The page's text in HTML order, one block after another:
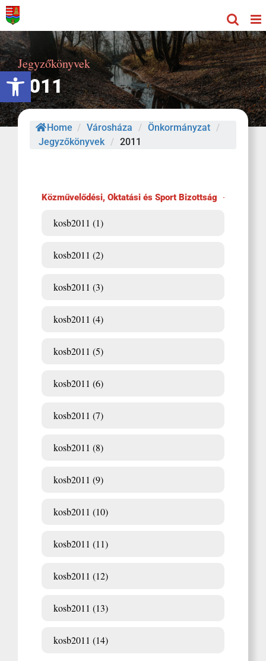
Eszköztár megnyitása
Kihagyás
Jegyzőkönyvek
2011
Home / Városháza / Önkormányzat /
Jegyzőkönyvek / 2011
Közművelődési, Oktatási és Sport Bizottság
kosb2011 (1)
kosb2011 (2)
kosb2011 (3)
kosb2011 (4)
kosb2011 (5)
kosb2011 (6)
kosb2011 (7)
kosb2011 (8)
kosb2011 (9)
kosb2011 (10)
kosb2011 (11)
kosb2011 (12)
kosb2011 (13)
kosb2011 (14)